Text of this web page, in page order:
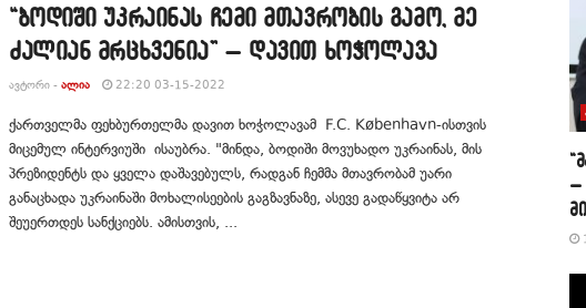
“ბოდიში უკრაინას ჩემი მთავრობის გამო, მე
ძალიან მრცხვენია” – დავით ხოჭოლავა
ᲐᲕᲢᲝᲠᲘ - ᲐᲚᲘᲐ 22:20 03-15-2022
ქართველმა ფეხბურთელმა დავით ხოჭოლავამ F.C. København-ისთვის
მიცემულ ინტერვიუში ისაუბრა. "მინდა, ბოდიში მოვუხადო უკრაინას, მის
პრეზიდენტს და ყველა დაშავებულს, რადგან ჩემმა მთავრობამ უარი
განაცხადა უკრაინაში მოხალისეების გაგზავნაზე, ასევე გადაწყვიტა არ
შეუერთდეს სანქციებს. ამისთვის, ...
–